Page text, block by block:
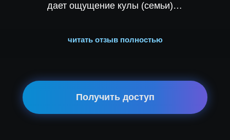
дает ощущение кулы (семьи)…
читать отзыв полностью
Получить доступ